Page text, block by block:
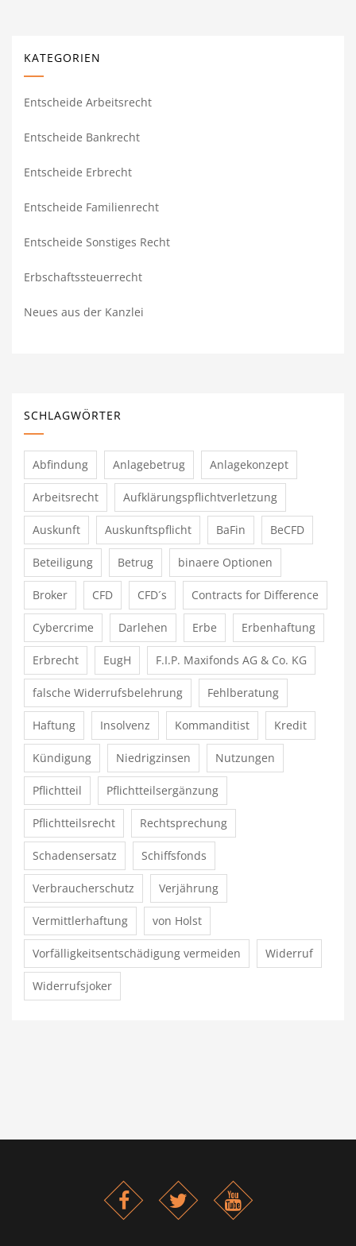
KATEGORIEN
Entscheide Arbeitsrecht
Entscheide Bankrecht
Entscheide Erbrecht
Entscheide Familienrecht
Entscheide Sonstiges Recht
Erbschaftssteuerrecht
Neues aus der Kanzlei
SCHLAGWÖRTER
Abfindung Anlagebetrug Anlagekonzept
Arbeitsrecht Aufklärungspflichtverletzung
Auskunft Auskunftspflicht BaFin BeCFD
Beteiligung Betrug binaere Optionen
Broker CFD CFD´s Contracts for Difference
Cybercrime Darlehen Erbe Erbenhaftung
Erbrecht EugH F.I.P. Maxifonds AG & Co. KG
falsche Widerrufsbelehrung Fehlberatung
Haftung Insolvenz Kommanditist Kredit
Kündigung Niedrigzinsen Nutzungen
Pflichtteil Pflichtteilsergänzung
Pflichtteilsrecht Rechtsprechung
Schadensersatz Schiffsfonds
Verbraucherschutz Verjährung
Vermittlerhaftung von Holst
Vorfälligkeitsentschädigung vermeiden Widerruf
Widerrufsjoker